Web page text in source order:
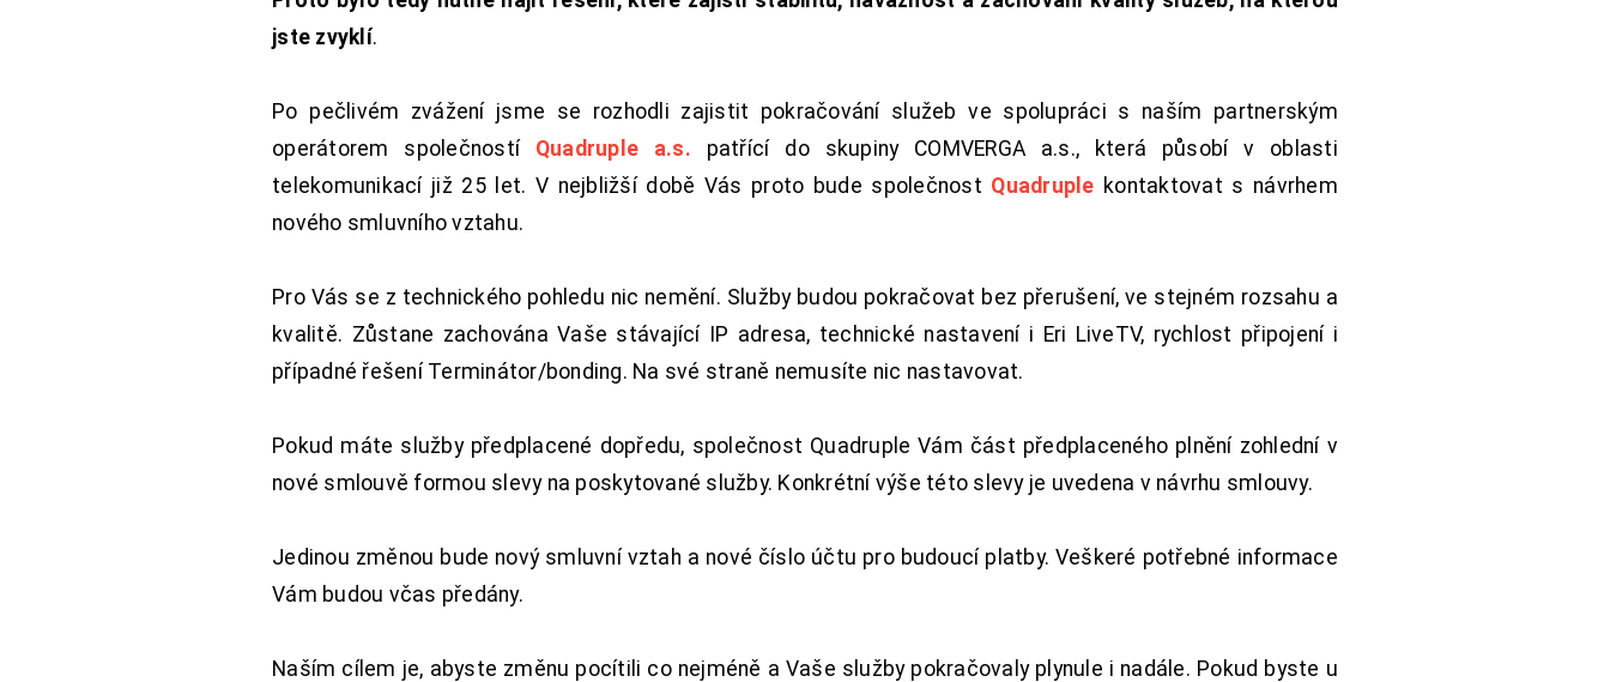
jste zvyklí.
Po pečlivém zvážení jsme se rozhodli zajistit pokračování služeb ve spolupráci s naším partnerským
operátorem společností Quadruple a.s. patřící do skupiny COMVERGA a.s., která působí v oblasti
telekomunikací již 25 let. V nejbližší době Vás proto bude společnost Quadruple kontaktovat s návrhem
nového smluvního vztahu.
Pro Vás se z technického pohledu nic nemění. Služby budou pokračovat bez přerušení, ve stejném rozsahu a
kvalitě. Zůstane zachována Vaše stávající IP adresa, technické nastavení i Eri LiveTV, rychlost připojení i
případné řešení Terminátor/bonding. Na své straně nemusíte nic nastavovat.
Pokud máte služby předplacené dopředu, společnost Quadruple Vám část předplaceného plnění zohlední v
nové smlouvě formou slevy na poskytované služby. Konkrétní výše této slevy je uvedena v návrhu smlouvy.
Jedinou změnou bude nový smluvní vztah a nové číslo účtu pro budoucí platby. Veškeré potřebné informace
Vám budou včas předány.
Naším cílem je, abyste změnu pocítili co nejméně a Vaše služby pokračovaly plynule i nadále. Pokud byste u